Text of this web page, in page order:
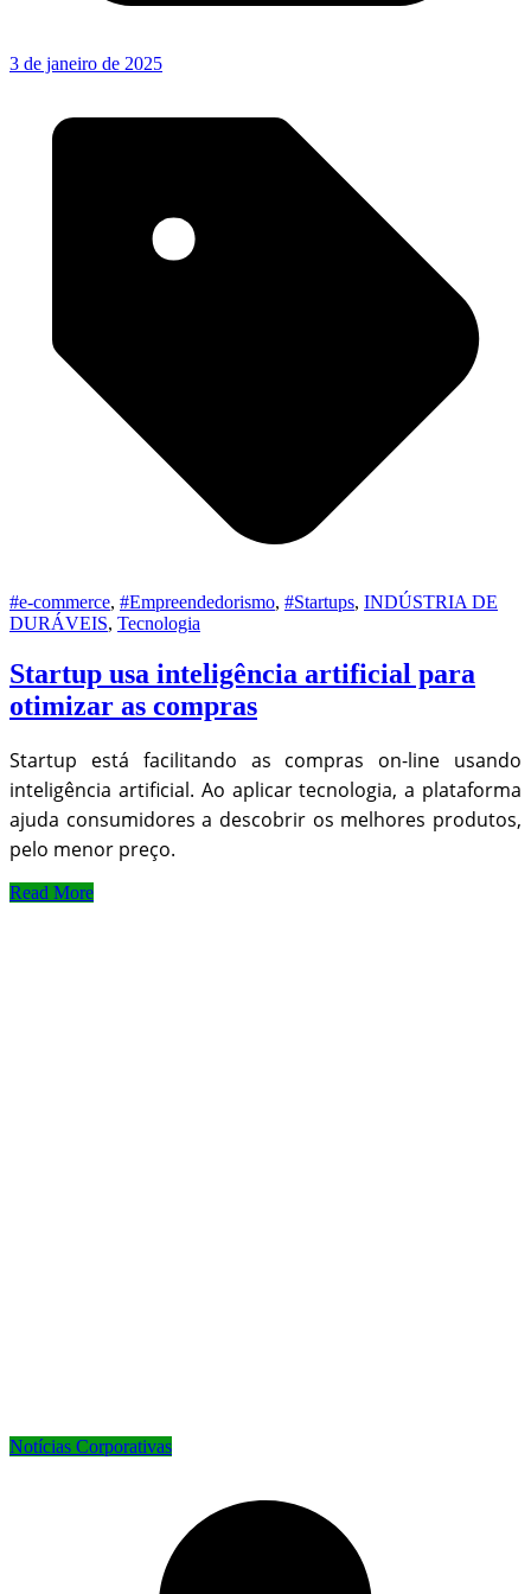
3 de janeiro de 2025
#e-commerce, #Empreendedorismo, #Startups, INDÚSTRIA DE
DURÁVEIS, Tecnologia
Startup usa inteligência artificial para
otimizar as compras
Startup está facilitando as compras on-line usando
inteligência artificial. Ao aplicar tecnologia, a plataforma
ajuda consumidores a descobrir os melhores produtos,
pelo menor preço.
Read More
Notícias Corporativas